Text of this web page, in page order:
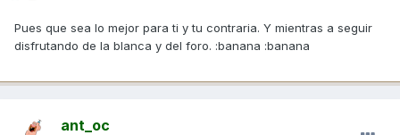
Pues que sea lo mejor para ti y tu contraria. Y mientras a seguir
disfrutando de la blanca y del foro. :banana :banana
ant_oc